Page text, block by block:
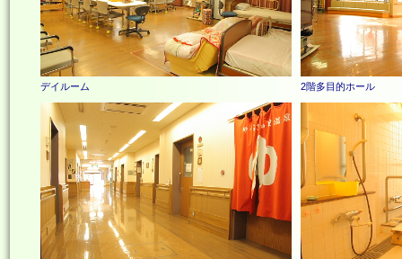
デイルーム 2階多目的ホール